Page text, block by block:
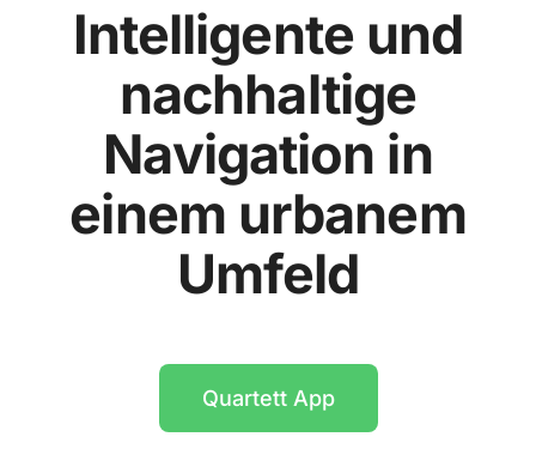
Intelligente und
nachhaltige
Navigation in
einem urbanem
Umfeld
Quartett App